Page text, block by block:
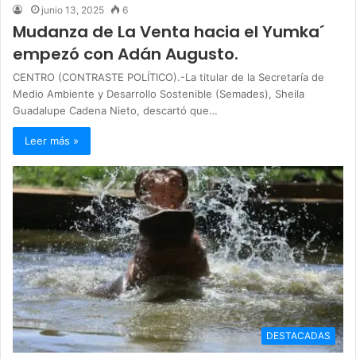
junio 13, 2025 6
Mudanza de La Venta hacia el Yumka´
empezó con Adán Augusto.
CENTRO (CONTRASTE POLÍTICO).-La titular de la Secretaría de
Medio Ambiente y Desarrollo Sostenible (Semades), Sheila
Guadalupe Cadena Nieto, descartó que…
Leer más »
DESTACADAS